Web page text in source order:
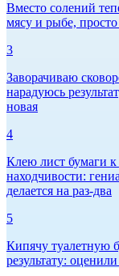
Вместо солений
мясу и рыбе,
3
Заворачиваю
нарадуюсь
новая
4
Клею лист бумаги к
находчивости:
делается на раз-два
5
Кипячу туалетную
результату: